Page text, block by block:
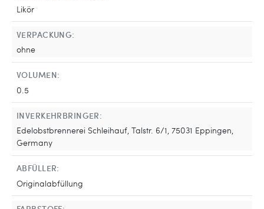
Likör
VERPACKUNG:
ohne
VOLUMEN:
0.5
INVERKEHRBRINGER:
Edelobstbrennerei Schleihauf, Talstr. 6/1, 75031 Eppingen,
Germany
ABFÜLLER:
Originalabfüllung